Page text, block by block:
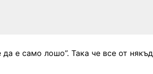
е само лошо”. Така че все от